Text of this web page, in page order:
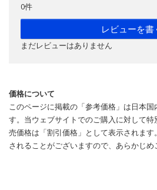
0件
レビューを書
まだレビューはありません
価格について
このページに掲載の「参考価格」は日本
す。当ウェブサイトでのご購入に対して
売価格は「割引価格」として表示されま
されることがございますので、あらかじめ